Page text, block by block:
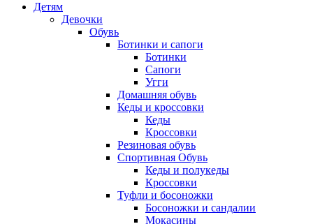
Детям
Девочки
Обувь
Ботинки и сапоги
Ботинки
Сапоги
Угги
Домашняя обувь
Кеды и кроссовки
Кеды
Кроссовки
Резиновая обувь
Спортивная Обувь
Кеды и полукеды
Кроссовки
Туфли и босоножки
Босоножки и сандалии
Мокасины